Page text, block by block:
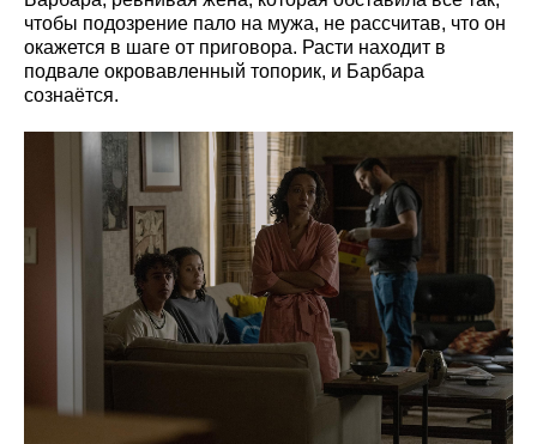
чтобы подозрение пало на мужа, не рассчитав, что он
окажется в шаге от приговора. Расти находит в
подвале окровавленный топорик, и Барбара
сознаётся.